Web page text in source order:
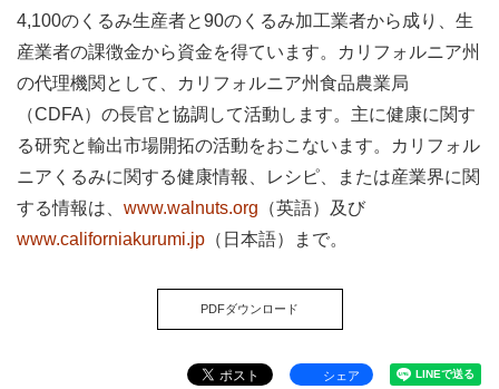
4,100のくるみ生産者と90のくるみ加工業者から成り、生
産業者の課徴金から資金を得ています。カリフォルニア州
の代理機関として、カリフォルニア州食品農業局
（CDFA）の長官と協調して活動します。主に健康に関す
る研究と輸出市場開拓の活動をおこないます。カリフォル
ニアくるみに関する健康情報、レシピ、または産業界に関
する情報は、 www.walnuts.org （英語）及び
www.californiakurumi.jp （日本語）まで。
PDFダウンロード
シェア